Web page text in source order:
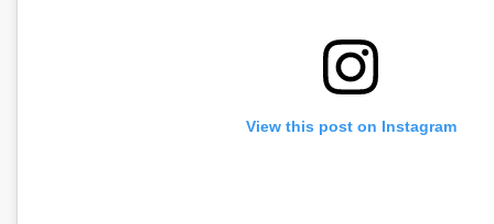
View this post on Instagram